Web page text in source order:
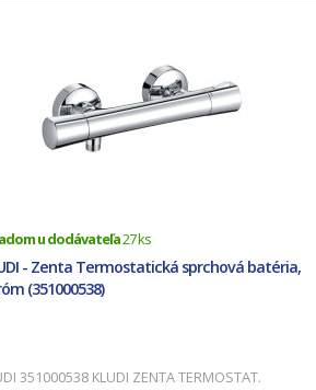
u dodávateľa27 ks
- Zenta Termostatická sprchová batéria,
(351000538)
351000538 KLUDI ZENTA TERMOSTAT.